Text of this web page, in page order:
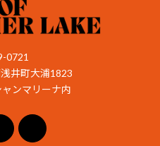
0721
井町大浦1823
ンマリーナ内